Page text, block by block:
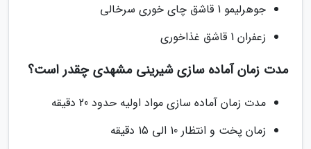
جوهرلیمو 1 قاشق چای خوری سرخالی
زعفران 1 قاشق غذاخوری
مدت زمان آماده سازی شیرینی مشهدی چقدر است؟
مدت زمان آماده سازی مواد اولیه حدود 20 دقیقه
زمان پخت و انتظار 10 الی 15 دقیقه